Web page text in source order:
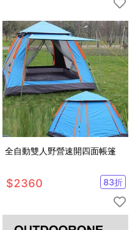
全自動雙人野營速開四面帳篷
$2360 83折